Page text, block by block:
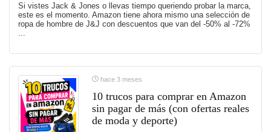
Si vistes Jack & Jones o llevas tiempo queriendo probar la marca,
este es el momento. Amazon tiene ahora mismo una selección de
ropa de hombre de J&J con descuentos que van del -50% al -72%
hace 3 meses
10 trucos para comprar en Amazon
sin pagar de más (con ofertas reales
de moda y deporte)